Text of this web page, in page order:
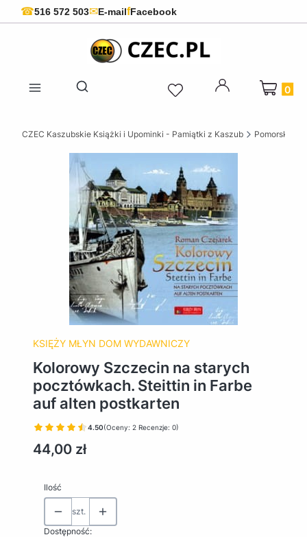
☎516 572 503✉E-mailfFacebook
Otwórz wyszukiwarkę
Produkty
CZEC Kaszubskie Książki i Upominki - Pamiątki z Kaszub Pomorskie
KSIĘŻY MŁYN DOM WYDAWNICZY
Kolorowy Szczecin na starych
pocztówkach. Steittin in Farbe
auf alten postkarten
4.50(Oceny: 2 Recenzje: 0)
Cena
44,00 zł
Ilość
szt.
Dostępność: